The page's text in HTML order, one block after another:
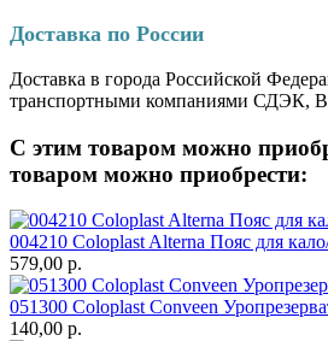
Доставка по России
Доставка в города Российской
транспортными компаниями СДЭК,
С этим товаром можно
товаром можно приобрести:
004210 Coloplast Alterna Пояс для
579,00 р.
051300 Coloplast Conveen
140,00 р.